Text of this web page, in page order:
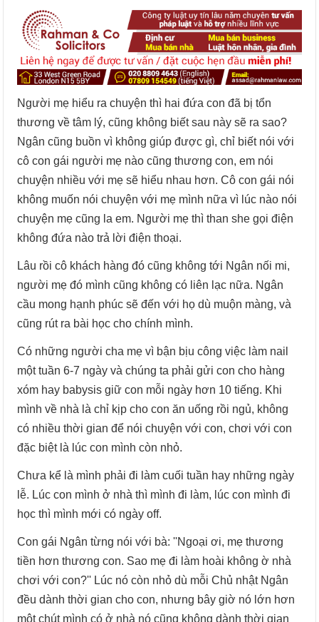
Người mẹ hiểu ra chuyện thì hai đứa con đã bị tổn
thương về tâm lý, cũng không biết sau này sẽ ra sao?
Ngân cũng buồn vì không giúp được gì, chỉ biết nói với
cô con gái người mẹ nào cũng thương con, em nói
chuyện nhiều với mẹ sẽ hiểu nhau hơn. Cô con gái nói
không muốn nói chuyện với mẹ mình nữa vì lúc nào nói
chuyện mẹ cũng la em. Người mẹ thì than she gọi điện
không đứa nào trả lời điện thoại.
Lâu rồi cô khách hàng đó cũng không tới Ngân nối mi,
người mẹ đó mình cũng không có liên lạc nữa. Ngân
cầu mong hạnh phúc sẽ đến với họ dù muộn màng, và
cũng rút ra bài học cho chính mình.
Có những người cha mẹ vì bận bịu công việc làm nail
một tuần 6-7 ngày và chúng ta phải gửi con cho hàng
xóm hay babysis giữ con mỗi ngày hơn 10 tiếng. Khi
mình về nhà là chỉ kịp cho con ăn uống rồi ngủ, không
có nhiều thời gian để nói chuyện với con, chơi với con
đặc biệt là lúc con mình còn nhỏ.
Chưa kể là mình phải đi làm cuối tuần hay những ngày
lễ. Lúc con mình ở nhà thì mình đi làm, lúc con mình đi
học thì mình mới có ngày off.
Con gái Ngân từng nói với bà: ''Ngoại ơi, mẹ thương
tiền hơn thương con. Sao mẹ đi làm hoài không ờ nhà
chơi với con?'' Lúc nó còn nhỏ dù mỗi Chủ nhật Ngân
đều dành thời gian cho con, nhưng bây giờ nó lớn hơn
một chút mình có ở nhà nó cũng không dành thời gian